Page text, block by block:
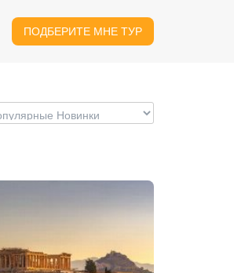
ПОДБЕРИТЕ МНЕ ТУР